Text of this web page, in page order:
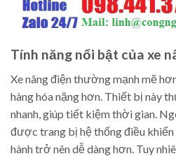
Tính năng nổi bật của xe
Xe nâng điện thường mạnh mẽ
hàng hóa nặng hơn. Thiết bị này
nhanh, giúp tiết kiệm thời gian.
được trang bị hệ thống điều
hành trở nên dễ dàng hơn. Tuy